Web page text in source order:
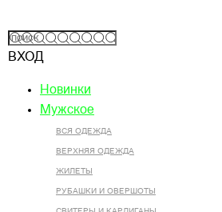
ВХОД
Новинки
Мужское
ВСЯ ОДЕЖДА
ВЕРХНЯЯ ОДЕЖДА
ЖИЛЕТЫ
РУБАШКИ И ОВЕРШОТЫ